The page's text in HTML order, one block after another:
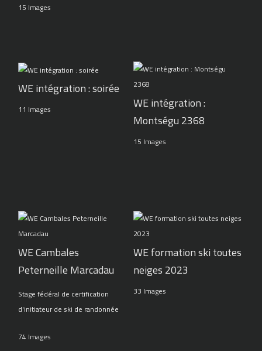
15 Images
WE intégration : soirée
11 Images
WE intégration :
Montségu 2368
15 Images
WE Cambales
Peterneille Marcadau
Stage fédéral de certification
d'initiateur de ski de randonnée
74 Images
WE formation ski toutes
neiges 2023
33 Images